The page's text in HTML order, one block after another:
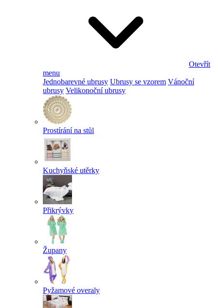
Otevřít
menu
Jednobarevné ubrusy Ubrusy se vzorem Vánoční
ubrusy Velikonoční ubrusy
Prostírání na stůl
Kuchyňské utěrky
Přikrývky
Župany
Pyžamové overaly